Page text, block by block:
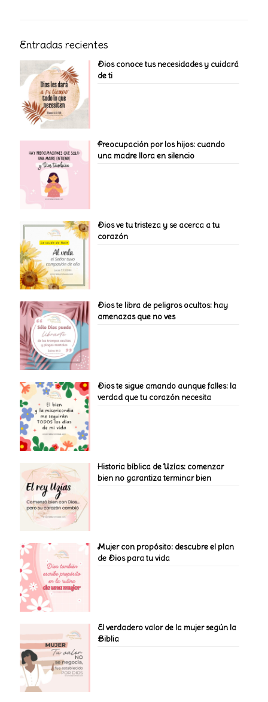
Entradas recientes
Dios conoce tus necesidades y cuidará
de ti
Preocupación por los hijos: cuando
una madre llora en silencio
Dios ve tu tristeza y se acerca a tu
corazón
Dios te libra de peligros ocultos: hay
amenazas que no ves
Dios te sigue amando aunque falles: la
verdad que tu corazón necesita
Historia bíblica de Uzías: comenzar
bien no garantiza terminar bien
Mujer con propósito: descubre el plan
de Dios para tu vida
El verdadero valor de la mujer según la
Biblia